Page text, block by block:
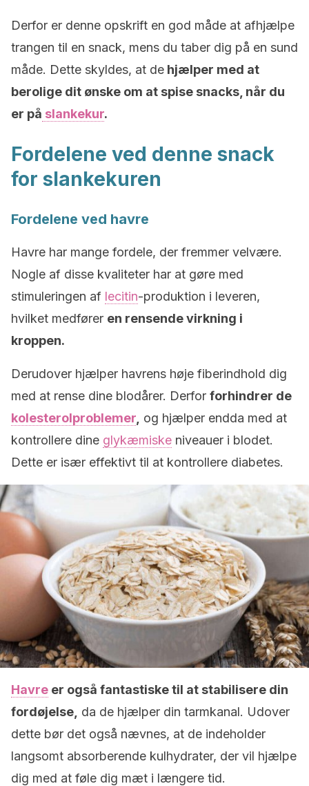
Derfor er denne opskrift en god måde at afhjælpe
trangen til en snack, mens du taber dig på en sund
måde. Dette skyldes, at de hjælper med at
berolige dit ønske om at spise snacks, når du
er på slankekur.
Fordelene ved denne snack
for slankekuren
Fordelene ved havre
Havre har mange fordele, der fremmer velvære.
Nogle af disse kvaliteter har at gøre med
stimuleringen af ​​ lecitin-produktion i leveren,
hvilket medfører en rensende virkning i
kroppen.
Derudover hjælper havrens høje fiberindhold dig
med at rense dine blodårer. Derfor forhindrer de
kolesterolproblemer og hjælper endda med at
kontrollere dine glykæmiske niveauer i blodet.
Dette er især effektivt til at kontrollere diabetes.
Havre er også fantastiske til at stabilisere din
fordøjelse, da de hjælper din tarmkanal. Udover
dette bør det også nævnes, at de indeholder
langsomt absorberende kulhydrater, der vil hjælpe
dig med at føle dig mæt i længere tid.